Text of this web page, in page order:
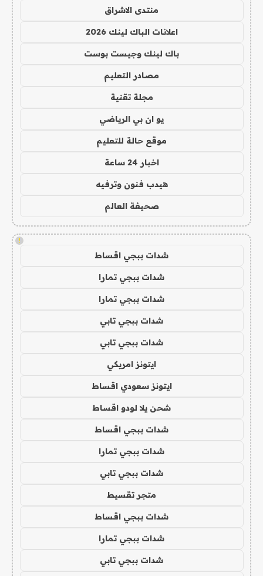
منتدى الاشراق
اعلانات الباك لينك 2026
باك لينك وجيست بوست
مصادر التعليم
مجلة تقنية
يو ان بي الرياضي
موقع حالة للتعليم
اخبار 24 ساعة
هيدب فنون وترفيه
صحيفة العالم
!
شدات ببجي اقساط
شدات ببجي تمارا
شدات ببجي تمارا
شدات ببجي تابي
شدات ببجي تابي
ايتونز امريكي
ايتونز سعودي اقساط
شحن يلا لودو اقساط
شدات ببجي اقساط
شدات ببجي تمارا
شدات ببجي تابي
متجر تقسيط
شدات ببجي اقساط
شدات ببجي تمارا
شدات ببجي تابي